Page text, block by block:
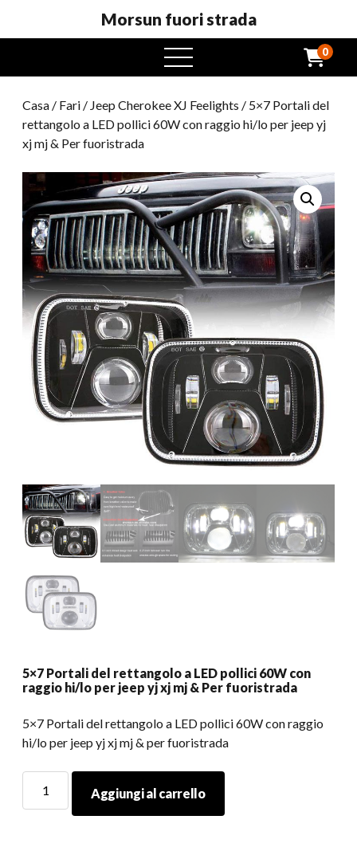
Morsun fuori strada
Menu
aperto
0
Casa / Fari / Jeep Cherokee XJ Feelights / 5×7 Portali del
rettangolo a LED pollici 60W con raggio hi/lo per jeep yj
xj mj & Per fuoristrada
5×7 Portali del rettangolo a LED pollici 60W con
raggio hi/lo per jeep yj xj mj & Per fuoristrada
5×7 Portali del rettangolo a LED pollici 60W con raggio
hi/lo per jeep yj xj mj & per fuoristrada
rettangolo
Aggiungi al carrello